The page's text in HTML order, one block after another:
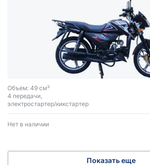
Объем: 49 см³
4 передачи,
электростартер/кикстартер
Нет в наличии
Показать еще